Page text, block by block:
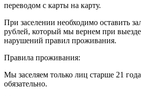
переводом с карты на карту.
При заселении необходимо оставить
рублей, который мы вернем при выезде
нарушений правил проживания.
Правила проживания:
Мы заселяем только лиц старше 21
обязательно.